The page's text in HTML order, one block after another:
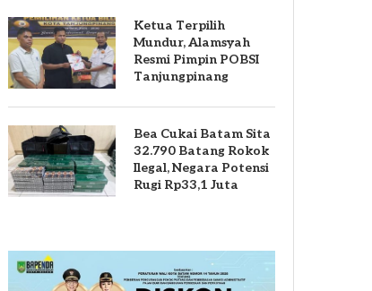
Ketua Terpilih
Mundur, Alamsyah
Resmi Pimpin POBSI
Tanjungpinang
Bea Cukai Batam Sita
32.790 Batang Rokok
Ilegal, Negara Potensi
Rugi Rp33,1 Juta